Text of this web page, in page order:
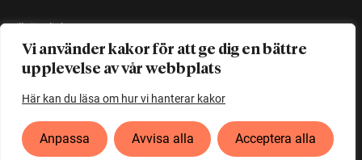
Vi använder kakor för att ge dig en bättre
upplevelse av vår webbplats
Här kan du läsa om hur vi hanterar kakor
Anpassa Avvisa alla Acceptera alla
Tillgänglighet
Ett initiativ avVetenskapsrådet